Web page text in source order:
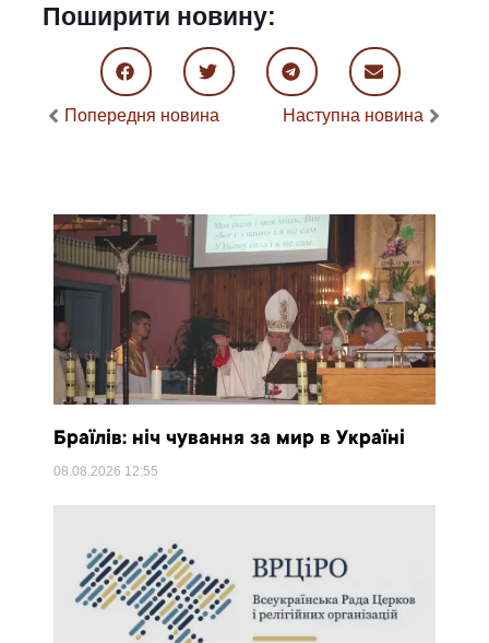
Поширити новину:
Попередня новина Наступна новина
Браїлів: ніч чування за мир в Україні
08.08.2026 12:55